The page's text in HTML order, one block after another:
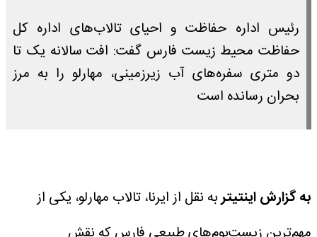
رئیس اداره حفاظت و احیای تالاب‌های اداره کل
حفاظت محیط زیست فارس گفت: افت سالانه یک تا
دو متری سفره‌های آب زیرزمینی، مهارلو را به مرز
بحران رسانده است
به گزارش اینتیتربه نقل از ایرنا، تالاب مهارلو، یکی از